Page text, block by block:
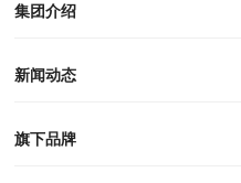
集团介绍
集团介绍
企业文化
人才招聘
商学院
VR全景展厅
董事长介绍
新闻动态
旗下品牌